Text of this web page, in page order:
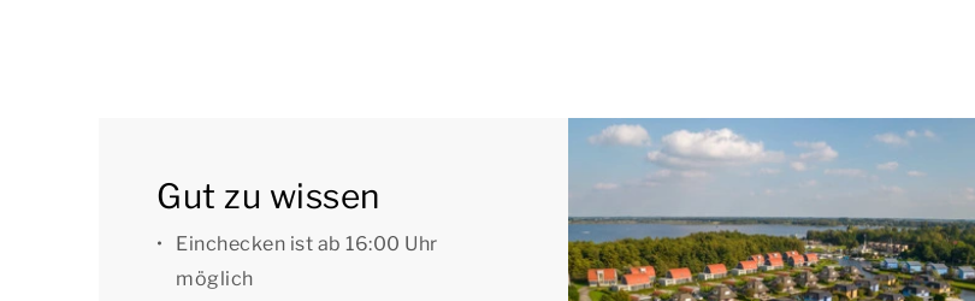
maximal 2 Autos. Außerdem befinden sich im Park zentrale Parkplätze.
[i]Die Unterkünfte können anders eingeteilt und eingerichtet sein. Grundrisse und Abbildungen
dienen als Beispiele.[/i]
Gut zu wissen
Einchecken ist ab 16:00 Uhr
möglich